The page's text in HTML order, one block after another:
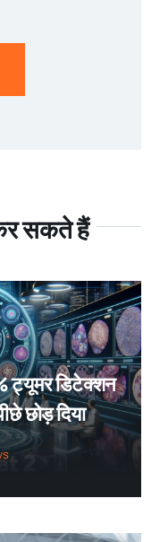
सकते हैं
ट्यूमर डिटेक्शन
छोड़ दिया